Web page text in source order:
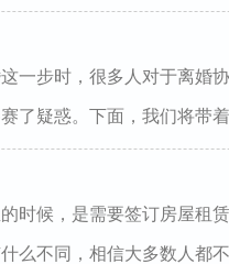
一步时，很多人对于离婚
了疑惑。下面，我们将带
时候，是需要签订房屋租
么不同，相信大多数人都